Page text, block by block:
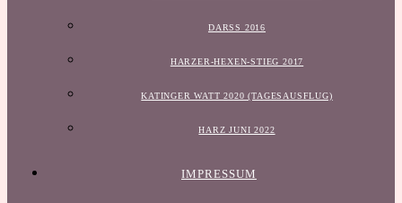
DARSS 2016
HARZER-HEXEN-STIEG 2017
KATINGER WATT 2020 (TAGESAUSFLUG)
HARZ JUNI 2022
IMPRESSUM